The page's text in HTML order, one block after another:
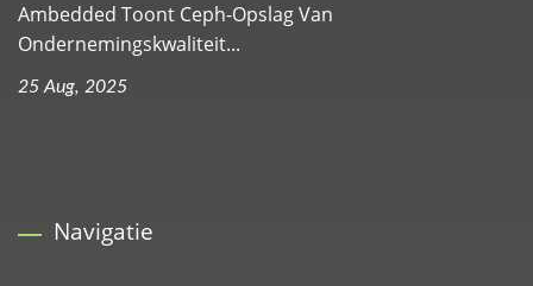
Ambedded Toont Ceph-Opslag Van
Ondernemingskwaliteit...
25 Aug, 2025
Navigatie